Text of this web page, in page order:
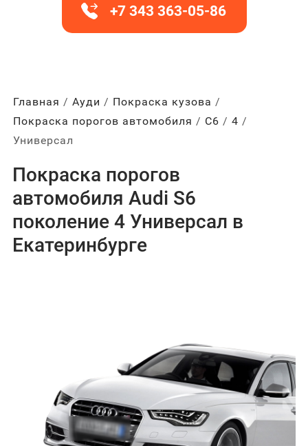
+7 343 363-05-86
Главная Ауди
Покраска кузова
Покраска порогов автомобиля
С6
4
Универсал
Покраска порогов
автомобиля Audi S6
поколение 4 Универсал в
Екатеринбурге